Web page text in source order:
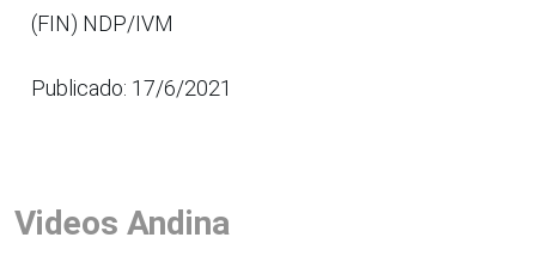
(FIN) NDP/IVM
Publicado: 17/6/2021
Videos Andina